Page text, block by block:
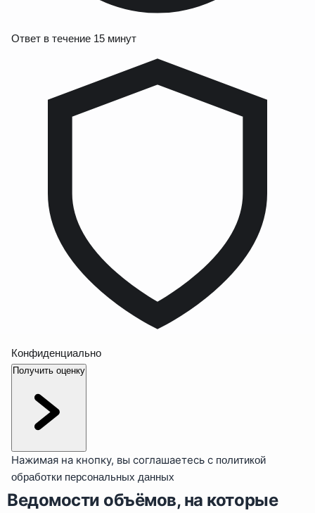
Ответ в течение 15 минут
Конфиденциально
Получить оценку
Нажимая на кнопку, вы соглашаетесь с политикой
обработки персональных данных
Ведомости объёмов, на которые